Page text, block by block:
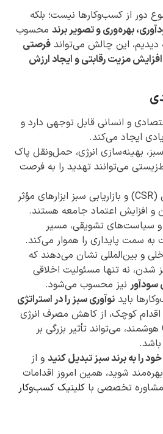
دور از کسب‌وکارها نیست؛ بلکه
بهره‌وری و تصویر برند محسوب
این چالش می‌تواند فرصتی
مزیت رقابتی و ایجاد ارزش
و انسانی قابل توجهی دارد و
ایجاد می‌کند.
بهینه‌سازی انرژی، حمل‌ونقل پاک
می‌توانند تهدید را به فرصت
مسئولیت اجتماعی (CSR) و بازاریابی سبز ابزارهای مؤثر
و افزایش اعتماد جامعه هستند.
سیاست‌های تشویقی، مسیر
به سمت پایداری را هموار می‌کند.
و بین‌المللی نشان می‌دهند که
نه تنها مسئولیت اخلاقی
سودآور نیز محسوب می‌شود.
باید نوآوری سبز را در استراتژی
کوچک، از کاهش مصرف انرژی
تا کمپین‌های سبز و CSR هوشمند، می‌تواند تأثیر بزرگی بر
را به برند سبز تبدیل کنید و از
شوید، همین امروز اقدامات
مشاوره تخصصی با کلینیک کسب‌وکار